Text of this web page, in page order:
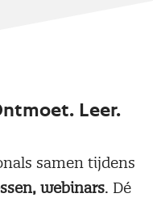
Leer.
samen tijdens
webinars. Dé